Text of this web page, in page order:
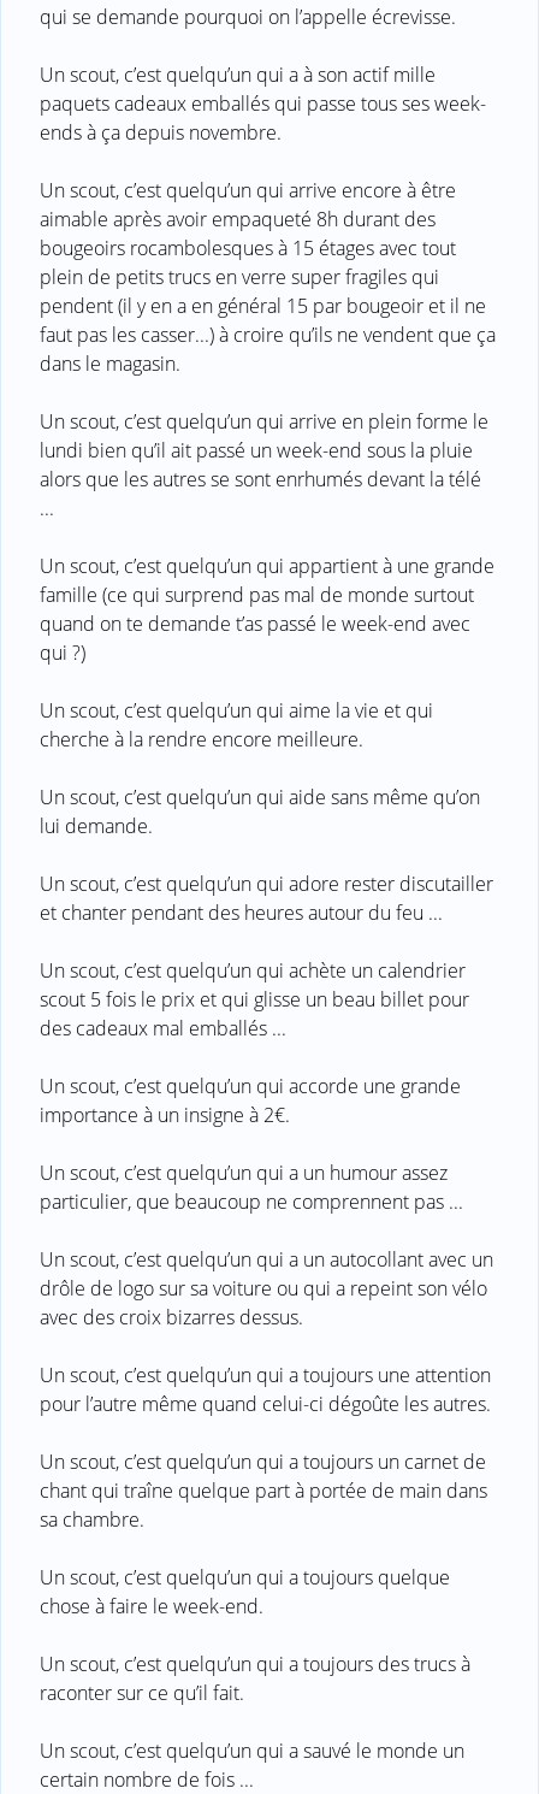
qui se demande pourquoi on l’appelle écrevisse.
Un scout, c’est quelqu’un qui a à son actif mille
paquets cadeaux emballés qui passe tous ses week-
ends à ça depuis novembre.
Un scout, c’est quelqu’un qui arrive encore à être
aimable après avoir empaqueté 8h durant des
bougeoirs rocambolesques à 15 étages avec tout
plein de petits trucs en verre super fragiles qui
pendent (il y en a en général 15 par bougeoir et il ne
faut pas les casser...) à croire qu’ils ne vendent que ça
dans le magasin.
Un scout, c’est quelqu’un qui arrive en plein forme le
lundi bien qu’il ait passé un week-end sous la pluie
alors que les autres se sont enrhumés devant la télé
...
Un scout, c’est quelqu’un qui appartient à une grande
famille (ce qui surprend pas mal de monde surtout
quand on te demande t’as passé le week-end avec
qui ?)
Un scout, c’est quelqu’un qui aime la vie et qui
cherche à la rendre encore meilleure.
Un scout, c’est quelqu’un qui aide sans même qu’on
lui demande.
Un scout, c’est quelqu’un qui adore rester discutailler
et chanter pendant des heures autour du feu ...
Un scout, c’est quelqu’un qui achète un calendrier
scout 5 fois le prix et qui glisse un beau billet pour
des cadeaux mal emballés ...
Un scout, c’est quelqu’un qui accorde une grande
importance à un insigne à 2€.
Un scout, c’est quelqu’un qui a un humour assez
particulier, que beaucoup ne comprennent pas ...
Un scout, c’est quelqu’un qui a un autocollant avec un
drôle de logo sur sa voiture ou qui a repeint son vélo
avec des croix bizarres dessus.
Un scout, c’est quelqu’un qui a toujours une attention
pour l’autre même quand celui-ci dégoûte les autres.
Un scout, c’est quelqu’un qui a toujours un carnet de
chant qui traîne quelque part à portée de main dans
sa chambre.
Un scout, c’est quelqu’un qui a toujours quelque
chose à faire le week-end.
Un scout, c’est quelqu’un qui a toujours des trucs à
raconter sur ce qu’il fait.
Un scout, c’est quelqu’un qui a sauvé le monde un
certain nombre de fois ...